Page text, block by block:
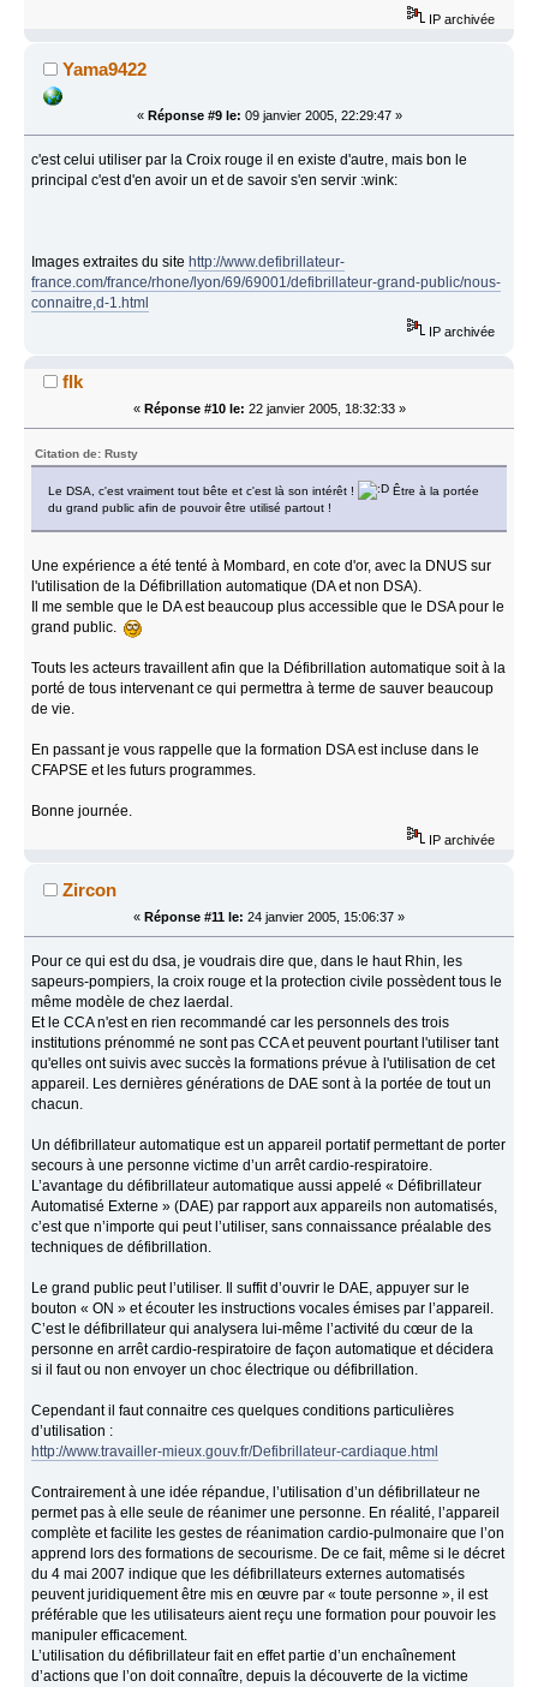
IP archivée
Yama9422
« Réponse #9 le: 09 janvier 2005, 22:29:47 »
c'est celui utiliser par la Croix rouge il en existe d'autre, mais bon le
principal c'est d'en avoir un et de savoir s'en servir :wink:
Images extraites du site http://www.defibrillateur-
france.com/france/rhone/lyon/69/69001/defibrillateur-grand-public/nous-
connaitre,d-1.html
IP archivée
flk
« Réponse #10 le: 22 janvier 2005, 18:32:33 »
Citation de: Rusty
Le DSA, c'est vraiment tout bête et c'est là son intérêt !
Être à la portée
du grand public afin de pouvoir être utilisé partout !
Une expérience a été tenté à Mombard, en cote d'or, avec la DNUS sur
l'utilisation de la Défibrillation automatique (DA et non DSA).
Il me semble que le DA est beaucoup plus accessible que le DSA pour le
grand public.
Touts les acteurs travaillent afin que la Défibrillation automatique soit à la
porté de tous intervenant ce qui permettra à terme de sauver beaucoup
de vie.
En passant je vous rappelle que la formation DSA est incluse dans le
CFAPSE et les futurs programmes.
Bonne journée.
IP archivée
Zircon
« Réponse #11 le: 24 janvier 2005, 15:06:37 »
Pour ce qui est du dsa, je voudrais dire que, dans le haut Rhin, les
sapeurs-pompiers, la croix rouge et la protection civile possèdent tous le
même modèle de chez laerdal.
Et le CCA n'est en rien recommandé car les personnels des trois
institutions prénommé ne sont pas CCA et peuvent pourtant l'utiliser tant
qu'elles ont suivis avec succès la formations prévue à l'utilisation de cet
appareil. Les dernières générations de DAE sont à la portée de tout un
chacun.
Un défibrillateur automatique est un appareil portatif permettant de porter
secours à une personne victime d’un arrêt cardio-respiratoire.
L’avantage du défibrillateur automatique aussi appelé « Défibrillateur
Automatisé Externe » (DAE) par rapport aux appareils non automatisés,
c’est que n’importe qui peut l’utiliser, sans connaissance préalable des
techniques de défibrillation.
Le grand public peut l’utiliser. Il suffit d’ouvrir le DAE, appuyer sur le
bouton « ON » et écouter les instructions vocales émises par l’appareil.
C’est le défibrillateur qui analysera lui-même l’activité du cœur de la
personne en arrêt cardio-respiratoire de façon automatique et décidera
si il faut ou non envoyer un choc électrique ou défibrillation.
Cependant il faut connaitre ces quelques conditions particulières
d’utilisation :
http://www.travailler-mieux.gouv.fr/Defibrillateur-cardiaque.html
Contrairement à une idée répandue, l’utilisation d’un défibrillateur ne
permet pas à elle seule de réanimer une personne. En réalité, l’appareil
complète et facilite les gestes de réanimation cardio-pulmonaire que l’on
apprend lors des formations de secourisme. De ce fait, même si le décret
du 4 mai 2007 indique que les défibrillateurs externes automatisés
peuvent juridiquement être mis en œuvre par « toute personne », il est
préférable que les utilisateurs aient reçu une formation pour pouvoir les
manipuler efficacement.
L’utilisation du défibrillateur fait en effet partie d’un enchaînement
d’actions que l’on doit connaître, depuis la découverte de la victime